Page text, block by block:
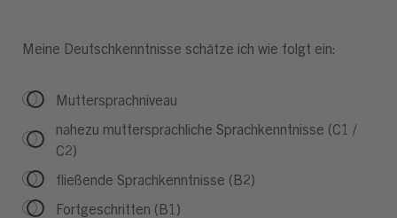
Meine Deutschkenntnisse schätze ich wie folgt ein:
Muttersprachniveau
nahezu muttersprachliche Sprachkenntnisse (C1 /
C2)
fließende Sprachkenntnisse (B2)
Fortgeschritten (B1)